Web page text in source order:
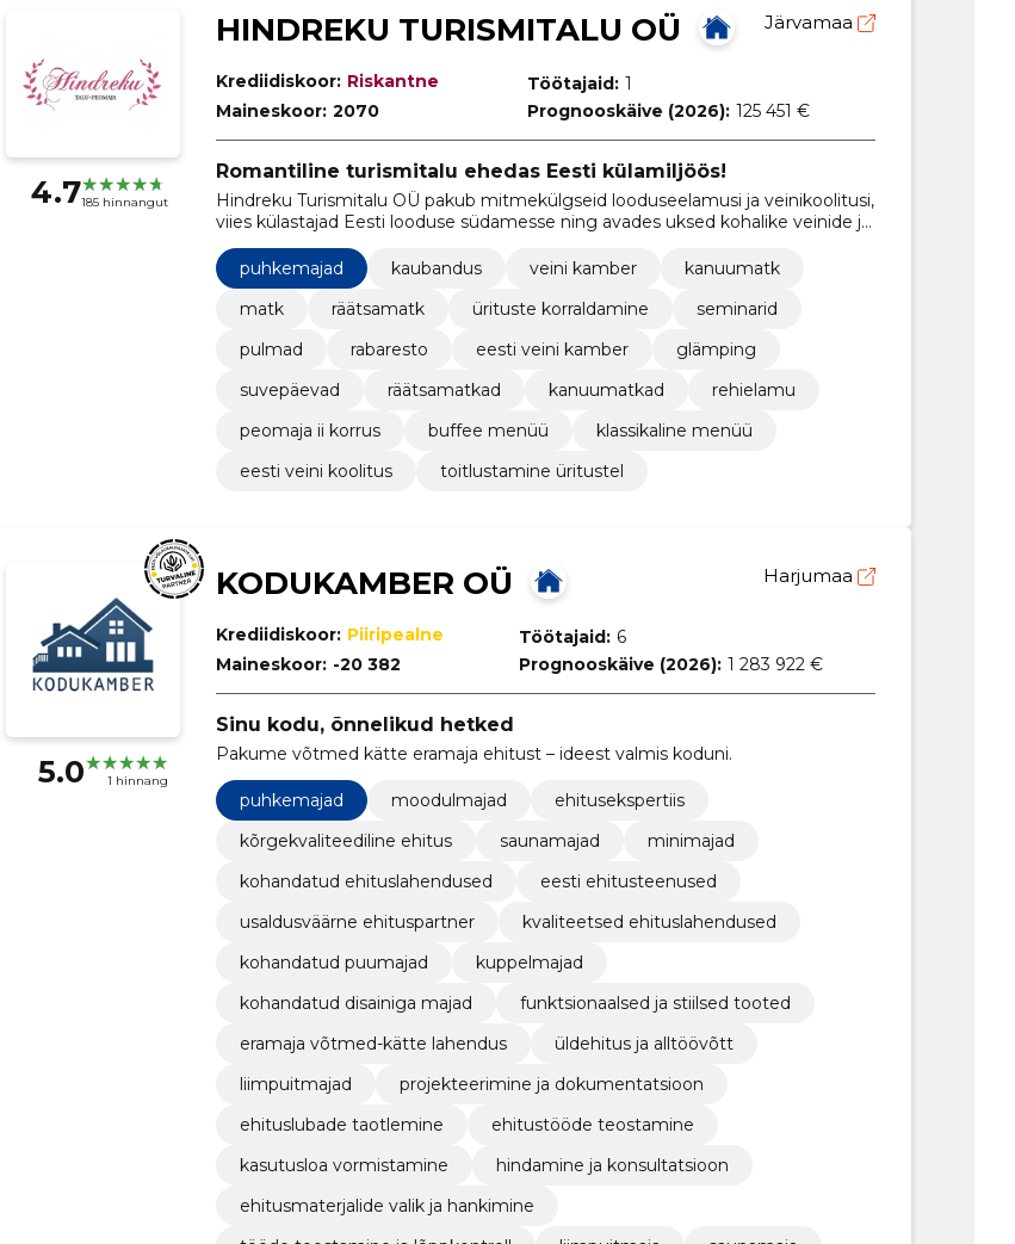
4.7185 hinnangut
HINDREKU TURISMITALU OÜ Järvamaa
Krediidiskoor: Riskantne
Maineskoor: 2070
Töötajaid: 1
Prognooskäive (2026): 125 451 €
Romantiline turismitalu ehedas Eesti külamiljöös!
Hindreku Turismitalu OÜ pakub mitmekülgseid looduseelamusi ja veinikoolitusi,
viies külastajad Eesti looduse südamesse ning avades uksed kohalike veinide ja
siidrite maailma.
puhkemajad
kaubandus veini kamber
kanuumatk
matk
räätsamatk ürituste korraldamine
seminarid
pulmad
rabaresto eesti veini kamber
glämping
suvepäevad
räätsamatkad kanuumatkad
rehielamu
peomaja ii korrus
buffee menüü
klassikaline menüü
eesti veini koolitus
toitlustamine üritustel
5.0 1 hinnang
KODUKAMBER OÜ Harjumaa
Krediidiskoor: Piiripealne
Maineskoor: -20 382
Töötajaid: 6
Prognooskäive (2026): 1 283 922 €
Sinu kodu, õnnelikud hetked
Pakume võtmed kätte eramaja ehitust – ideest valmis koduni.
puhkemajad moodulmajad
ehitusekspertiis
kõrgekvaliteediline ehitus
saunamajad
minimajad
kohandatud ehituslahendused
eesti ehitusteenused
usaldusväärne ehituspartner
kvaliteetsed ehituslahendused
kohandatud puumajad
kuppelmajad
kohandatud disainiga majad
funktsionaalsed ja stiilsed tooted
eramaja võtmed-kätte lahendus
üldehitus ja alltöövõtt
liimpuitmajad
projekteerimine ja dokumentatsioon
ehituslubade taotlemine
ehitustööde teostamine
kasutusloa vormistamine
hindamine ja konsultatsioon
ehitusmaterjalide valik ja hankimine